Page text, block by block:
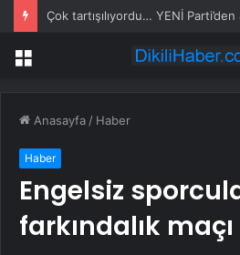
Menü
Anasayfa / Haber
Haber
Engelsiz
farkındalık maçı